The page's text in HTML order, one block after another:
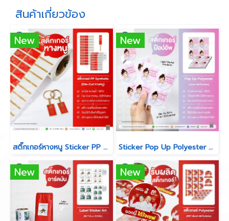
สินค้าเกี่ยวข้อง
New
สติ๊กเกอร์หางหนู Sticker PP Synthetic สำหรับร้านห้างทอง
New
Sticker Pop Up Polyester Die-Cut พิเศษ (ขาวเงา 50 ไมครอน)
New New